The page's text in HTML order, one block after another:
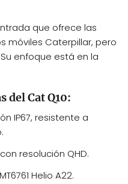
que ofrece las
móviles Caterpillar, pero
enfoque está en la
del Cat Q10:
IP67, resistente a
resolución QHD.
Helio A22.